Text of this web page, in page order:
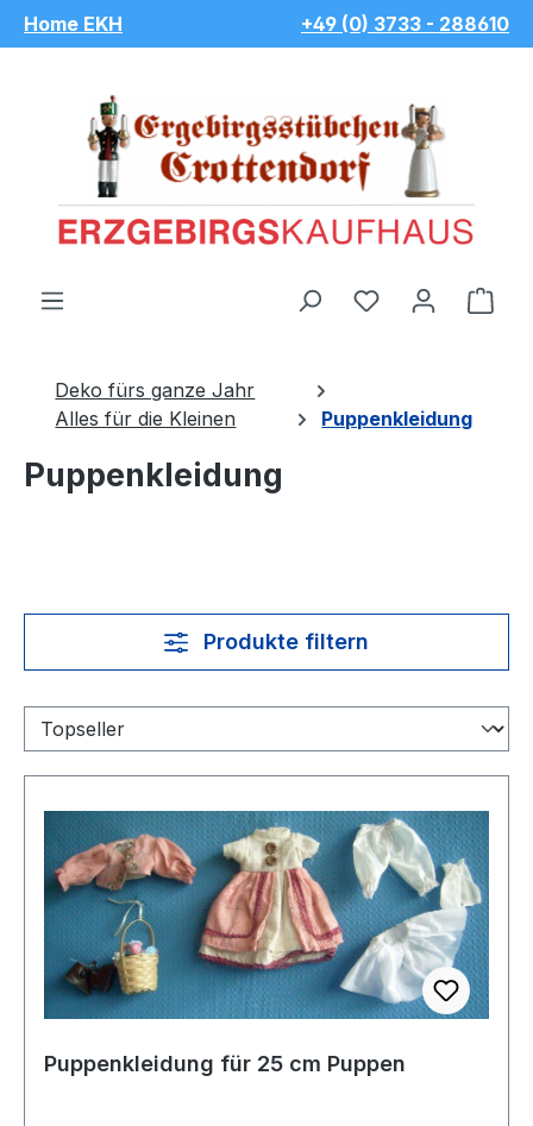
Zum Hauptinhalt springen
Home EKH +49 (0) 3733 - 288610
Du hast 0
Deko fürs ganze Jahr
Alles für die Kleinen
Puppenkleidung
Puppenkleidung
Produkte filtern
Puppenkleidung für 25 cm Puppen